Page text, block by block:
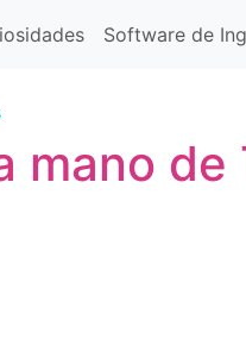
Software de
mano de